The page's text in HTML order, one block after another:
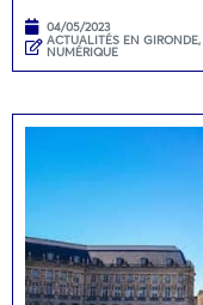
04/05/2023
ACTUALITÉS EN GIRONDE,
NUMÉRIQUE